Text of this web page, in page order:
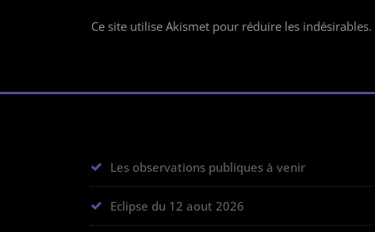
Ce site utilise Akismet pour réduire les indésirables.
Les observations publiques à venir
Eclipse du 12 aout 2026